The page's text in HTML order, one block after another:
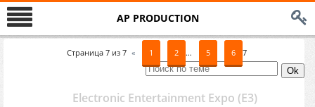
AP PRODUCTION
Страница 7из 7 « 1 2 … 5 6 7
Electronic Entertainment Expo (E3)